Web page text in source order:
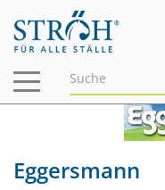
Navigation
ein-/ausblenden
Eggersmann